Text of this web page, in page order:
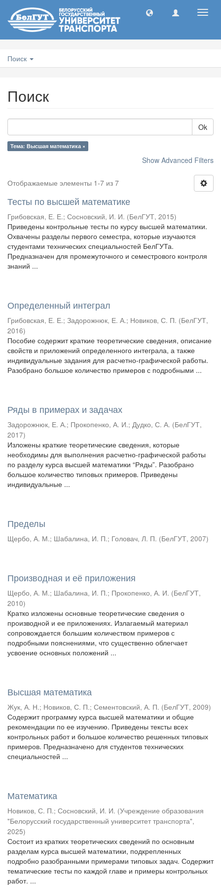
Поиск
Поиск
Ok
Тема: Высшая математика ×
Show Advanced Filters
Отображаемые элементы 1-7 из 7
Тесты по высшей математике
Грибовская, Е. Е.; Сосновский, И. И. (БелГУТ, 2015)
Приведены контрольные тесты по курсу высшей математики.
Охвачены разделы первого семестра, которые изучаются
студентами технических специальностей БелГУТа.
Предназначен для промежуточного и семестрового контроля
знаний ...
Определенный интеграл
Грибовская, Е. Е.; Задорожнюк, Е. А.; Новиков, С. П. (БелГУТ,
2016)
Пособие содержит краткие теоретические сведения, описание
свойств и приложений определенного интеграла, а также
индивидуальные задания для расчетно-графической работы.
Разобрано большое количество примеров с подробными ...
Ряды в примерах и задачах
Задорожнюк, Е. А.; Прокопенко, А. И.; Дудко, С. А. (БелГУТ,
2017)
Изложены краткие теоретические сведения, которые
необходимы для выполнения расчетно-графической работы
по разделу курса высшей математики “Ряды”. Разобрано
большое количество типовых примеров. Приведены
индивидуальные ...
Пределы
Щербо, А. М.; Шабалина, И. П.; Головач, Л. П. (БелГУТ, 2007)
Производная и её приложения
Щербо, А. М.; Шабалина, И. П.; Прокопенко, А. И. (БелГУТ,
2010)
Кратко изложены основные теоретические сведения о
производной и ее приложениях. Излагаемый материал
сопровождается большим количеством примеров с
подробными пояснениями, что существенно облегчает
усвоение основных положений ...
Высшая математика
Жук, А. Н.; Новиков, С. П.; Сементовский, А. П. (БелГУТ, 2009)
Содержит программу курса высшей математики и общие
рекомендации по ее изучению. Приведены тексты всех
контрольных работ и большое количество решенных типовых
примеров. Предназначено для студентов технических
специальностей ...
Математика
Новиков, С. П.; Сосновский, И. И. (Учреждение образования
"Белорусский государственный университет транспорта",
2025)
Состоит из кратких теоретических сведений по основным
разделам курса высшей математики, подкрепленных
подробно разобранными примерами типовых задач. Содержит
тематические тесты по каждой главе и примеры контрольных
работ. ...